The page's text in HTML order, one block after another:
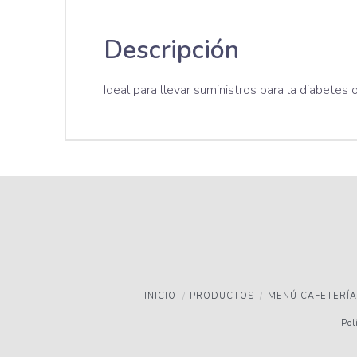
Descripción
Ideal para llevar suministros para la diabetes
INICIO PRODUCTOS MENÚ CAFETERÍA